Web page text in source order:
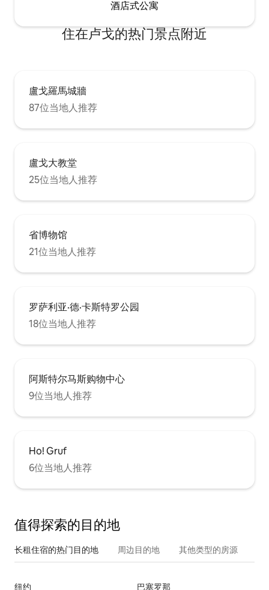
酒店式公寓
住在卢戈的热门景点附近
盧戈羅馬城牆
87位当地人推荐
盧戈大教堂
25位当地人推荐
省博物馆
21位当地人推荐
罗萨利亚·德·卡斯特罗公园
18位当地人推荐
阿斯特尔马斯购物中心
9位当地人推荐
Ho! Gruf
6位当地人推荐
值得探索的目的地
长租住宿的热门目的地 周边目的地 其他类型的房源
纽约 巴塞罗那